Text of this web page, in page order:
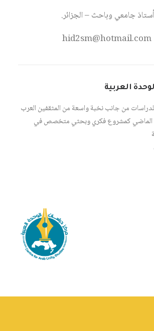
جامعي وباحث – الجزائر.
العربية
من جانب نخبة واسعة من المثقفين العرب
الماضي كمشروع فكري وبحثي متخصص في